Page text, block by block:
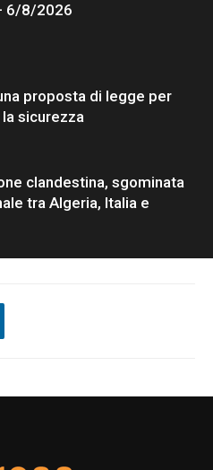
6/8/2026
proposta di legge per
sicurezza
clandestina, sgominata
tra Algeria, Italia e